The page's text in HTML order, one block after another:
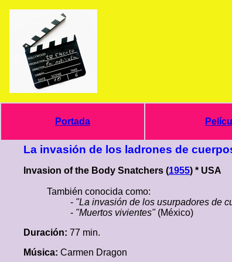
Portada
La invasión de los ladrones de
Invasion of the Body Snatchers (1955) * USA
También conocida como:
- "La invasión de los usurpadores de
- "Muertos vivientes"(México)
Duración: 77 min.
Música: Carmen Dragon